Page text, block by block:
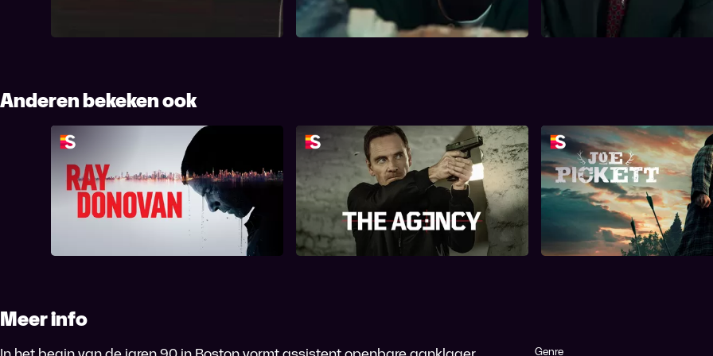
Diarmuid wil Jenny helpen.
krijgt een verontrustend
Anderen bekeken ook
Ray Donovan The Agency Joe Pickett
Meer info
Genre